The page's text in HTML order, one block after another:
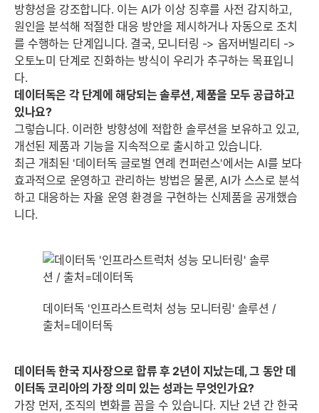
방향성을 강조합니다. 이는 AI가 이상 징후를 사전 감지하고,
원인을 분석해 적절한 대응 방안을 제시하거나 자동으로 조치
를 수행하는 단계입니다. 결국, 모니터링 -> 옵저버빌리티 ->
오토노미 단계로 진화하는 방식이 우리가 추구하는 목표입니
다.
데이터독은 각 단계에 해당되는 솔루션, 제품을 모두 공급하고
있나요?
그렇습니다. 이러한 방향성에 적합한 솔루션을 보유하고 있고,
개선된 제품과 기능을 지속적으로 출시하고 있습니다.
최근 개최된 '데이터독 글로벌 연례 컨퍼런스'에서는 AI를 보다
효과적으로 운영하고 관리하는 방법은 물론, AI가 스스로 분석
하고 대응하는 자율 운영 환경을 구현하는 신제품을 공개했습
니다.
데이터독 '인프라스트럭처 성능 모니터링' 솔루션 /
출처=데이터독
데이터독 한국 지사장으로 합류 후 2년이 지났는데, 그 동안 데
이터독 코리아의 가장 의미 있는 성과는 무엇인가요?
가장 먼저, 조직의 변화를 꼽을 수 있습니다. 지난 2년 간 한국